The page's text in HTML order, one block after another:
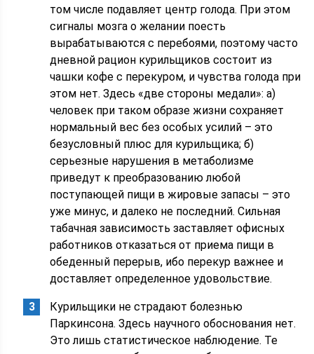
том числе подавляет центр голода. При этом
сигналы мозга о желании поесть
вырабатываются с перебоями, поэтому часто
дневной рацион курильщиков состоит из
чашки кофе с перекуром, и чувства голода при
этом нет. Здесь «две стороны медали»: а)
человек при таком образе жизни сохраняет
нормальный вес без особых усилий – это
безусловный плюс для курильщика; б)
серьезные нарушения в метаболизме
приведут к преобразованию любой
поступающей пищи в жировые запасы – это
уже минус, и далеко не последний. Сильная
табачная зависимость заставляет офисных
работников отказаться от приема пищи в
обеденный перерыв, ибо перекур важнее и
доставляет определенное удовольствие.
Курильщики не страдают болезнью
Паркинсона. Здесь научного обоснования нет.
Это лишь статистическое наблюдение. Те